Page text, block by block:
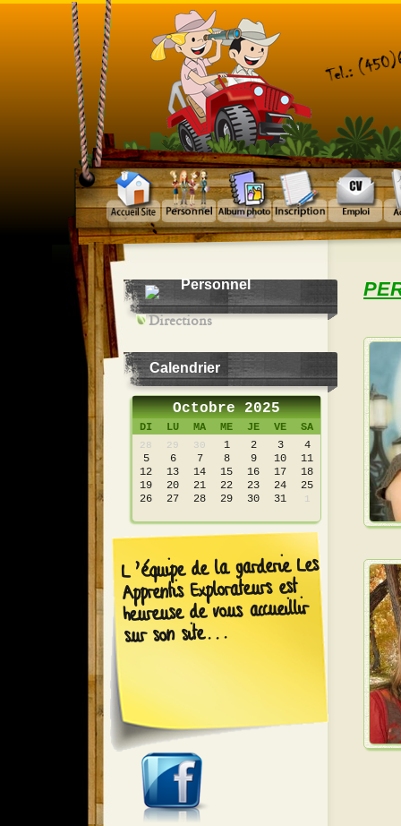
Personnel
Directions
Calendrier
Octobre 2025
DI LU MA ME JE VE SA
28 29 30 1 2 3
4
5
6 7 8 9 10
11
12
13 14 15 16 17
18
19
20 21 22 23 24
25
26
27 28 29 30 31 1
L’équipe de la garderie Les
Apprentis Explorateurs est
heureuse de vous accueillir
sur son site...